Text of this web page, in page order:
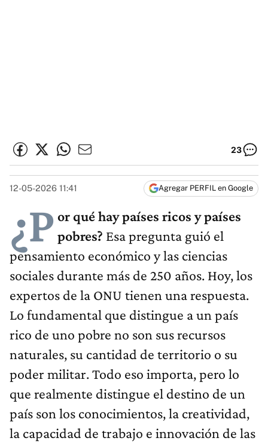
23
12-05-2026 11:41 Agregar PERFIL en Google
¿P or qué hay países ricos y países
pobres? Esa pregunta guió el
pensamiento económico y las ciencias
sociales durante más de 250 años. Hoy, los
expertos de la ONU tienen una respuesta.
Lo fundamental que distingue a un país
rico de uno pobre no son sus recursos
naturales, su cantidad de territorio o su
poder militar. Todo eso importa, pero lo
que realmente distingue el destino de un
país son los conocimientos, la creatividad,
la capacidad de trabajo e innovación de las